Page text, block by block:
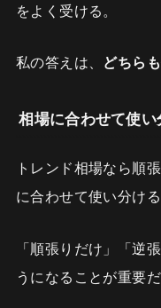
をよく受ける。
私の答えは、 どちら
相場に合わせて使い
トレンド相場なら順
に合わせて使い分ける
「順張りだけ」「逆
うになることが重要だ